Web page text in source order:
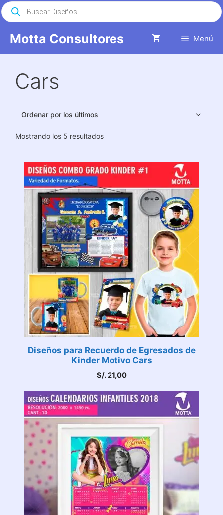
Saltar
al
Motta Consultores Menú
Búsqueda
de
productos
Cars
Mostrando los 5 resultadosOrdenado
últimos
Diseños para Recuerdo de Egresados de
Kinder Motivo Cars
S/.21,00